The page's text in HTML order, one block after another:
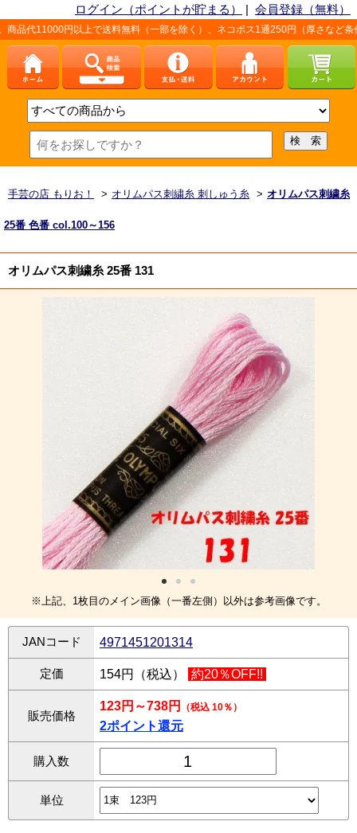
ログイン（ポイントが貯まる） | 会員登録（無料）
以上で送料無料（一部を除く）、ネコポス1通250円（厚さなど条件あり）。詳
手芸の店 もりお！ > オリムパス刺繍糸 刺しゅう糸 > オリムパス刺繍糸
25番 色番 col.100～156
オリムパス刺繍糸 25番 131
※上記、1枚目のメイン画像（一番左側）以外は参考画像です。
JANコード 4971451201314
定価 154円（税込） 約20％OFF!!
販売価格
123円～738円 （税込 10％）
2ポイント還元
購入数
単位